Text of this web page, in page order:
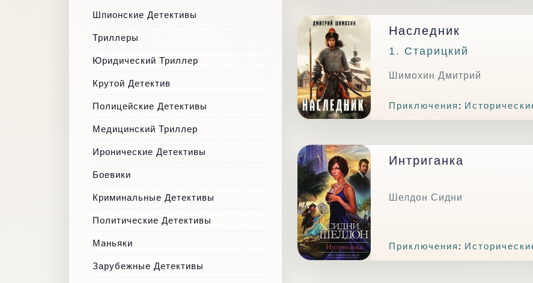
Наследник
1. Старицкий
Шимохин Дмитрий
Приключения :
Интриганка
Шелдон Сидни
Приключения :
Шпионские Детективы
Триллеры
Юридический Триллер
Крутой Детектив
Полицейские Детективы
Медицинский Триллер
Иронические Детективы
Боевики
Криминальные Детективы
Политические Детективы
Маньяки
Зарубежные Детективы